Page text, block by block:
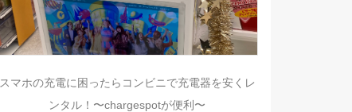
スマホの充電に困ったらコンビニで充電器を安くレ
ンタル！〜chargespotが便利〜